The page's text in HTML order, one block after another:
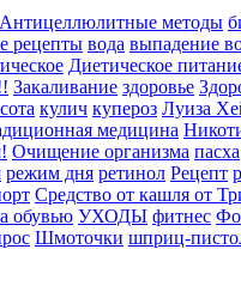
Антицеллюлитные методы
рецепты вода выпадение
Диетическое
Закаливание здоровье
кулич купероз Луиза
медицина
Очищение организма пасха
режим дня ретинол Рецепт
Средство от кашля от
обувью УХОДЫ фитнес
Шмоточки шприц-